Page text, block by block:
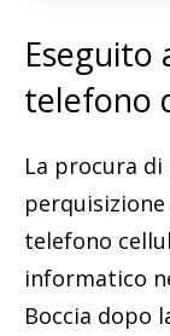
Eseguito
telefono
La procura di
telefono
informatico
Boccia dopo